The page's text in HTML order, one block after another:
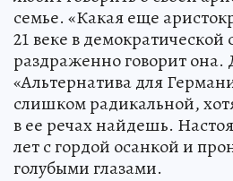
семье. «Какая еще
21 веке в демократической
раздраженно говорит она.
«Альтернатива для
слишком радикальной,
в ее речах найдешь.
лет с гордой осанкой и
голубыми глазами.